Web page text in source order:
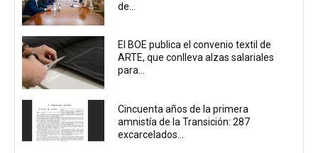
de...
El BOE publica el convenio textil de
ARTE, que conlleva alzas salariales
para...
Cincuenta años de la primera
amnistía de la Transición: 287
excarcelados...